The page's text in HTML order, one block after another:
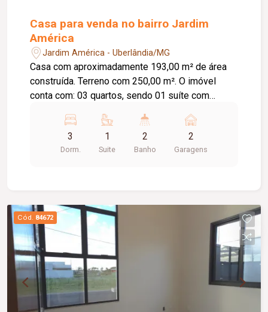
Casa para venda no bairro Jardim
América
Jardim América - Uberlândia/MG
Casa com aproximadamente 193,00 m² de área
construída. Terreno com 250,00 m². O imóvel
conta com: 03 quartos, sendo 01 suíte com
Varanda gourmet; Quintal; 02 vagas de garagem
cobertas; Diferenciais: Toda murada; Cerca
concertina; Piso em cerâmica; Bancadas em
no estado atual: R$ 550.000,00; Valor após
reforma externa: R$ 660.000,00; Aceita permuta
por imóvel de até R$ 250.000,00.
3
Dorm.
1
Suite
2
Banho
2
Garagens
Cód. 84672